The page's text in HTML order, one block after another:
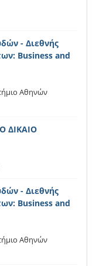
- Διεθνής
Business and
Αθηνών
ΔΙΚΑΙΟ
- Διεθνής
Business and
Αθηνών